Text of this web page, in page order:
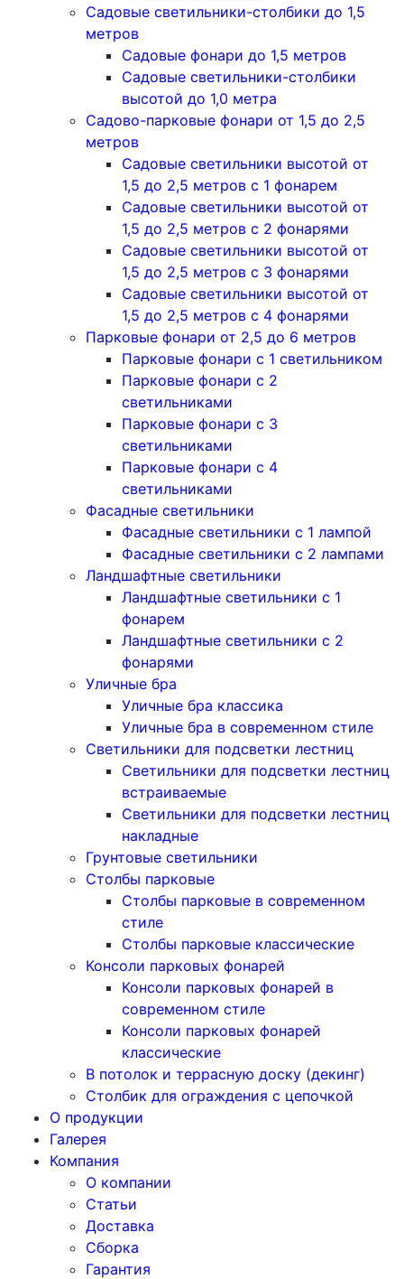
Садовые светильники-столбики до 1,5
метров
Садовые фонари до 1,5 метров
Садовые светильники-столбики
высотой до 1,0 метра
Садово-парковые фонари от 1,5 до 2,5
метров
Садовые светильники высотой от
1,5 до 2,5 метров с 1 фонарем
Садовые светильники высотой от
1,5 до 2,5 метров с 2 фонарями
Садовые светильники высотой от
1,5 до 2,5 метров с 3 фонарями
Садовые светильники высотой от
1,5 до 2,5 метров с 4 фонарями
Парковые фонари от 2,5 до 6 метров
Парковые фонари с 1 светильником
Парковые фонари с 2
светильниками
Парковые фонари с 3
светильниками
Парковые фонари с 4
светильниками
Фасадные светильники
Фасадные светильники с 1 лампой
Фасадные светильники c 2 лампами
Ландшафтные светильники
Ландшафтные светильники с 1
фонарем
Ландшафтные светильники с 2
фонарями
Уличные бра
Уличные бра классика
Уличные бра в современном стиле
Светильники для подсветки лестниц
Светильники для подсветки лестниц
встраиваемые
Светильники для подсветки лестниц
накладные
Грунтовые светильники
Столбы парковые
Столбы парковые в современном
стиле
Столбы парковые классические
Консоли парковых фонарей
Консоли парковых фонарей в
современном стиле
Консоли парковых фонарей
классические
В потолок и террасную доску (декинг)
Столбик для ограждения с цепочкой
О продукции
Галерея
Компания
О компании
Статьи
Доставка
Сборка
Гарантия